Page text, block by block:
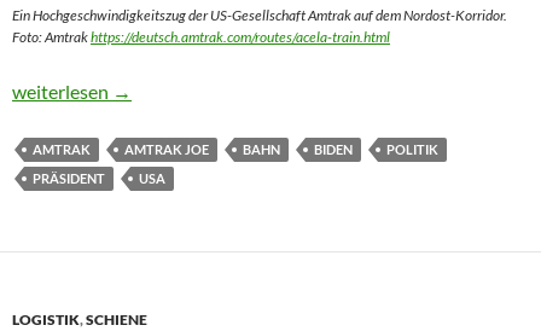
Ein Hochgeschwindigkeitszug der US-Gesellschaft Amtrak auf dem Nordost-Korridor.
Foto: Amtrakhttps://deutsch.amtrak.com/routes/acela-train.html
Amtrak Joe hat schon Millionen Bahn-Meilen hinter sich
weiterlesen →
AMTRAK AMTRAK JOE BAHN BIDEN
POLITIK
PRÄSIDENT
USA
LOGISTIK,SCHIENE